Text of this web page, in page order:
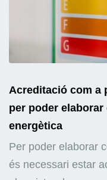
Acreditació com a
per poder
energètica
Per poder elaborar
és necessari estar